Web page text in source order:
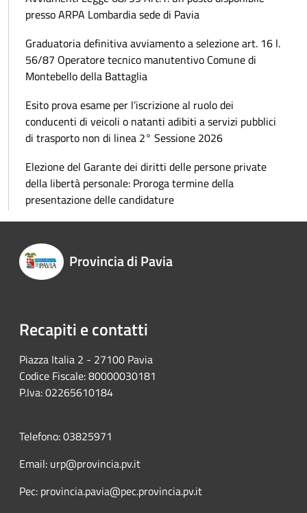
presso ARPA Lombardia sede di Pavia
Graduatoria definitiva avviamento a selezione art. 16 l.
56/87 Operatore tecnico manutentivo Comune di
Montebello della Battaglia
Esito prova esame per l’iscrizione al ruolo dei
conducenti di veicoli o natanti adibiti a servizi pubblici
di trasporto non di linea 2° Sessione 2026
Elezione del Garante dei diritti delle persone private
della libertà personale: Proroga termine della
presentazione delle candidature
Provincia di Pavia
Recapiti e contatti
Piazza Italia 2 - 27100 Pavia
Codice Fiscale: 80000030181
P.Iva: 02265610184
Telefono: 03825971
Email: urp@provincia.pv.it
Pec: provincia.pavia@pec.provincia.pv.it